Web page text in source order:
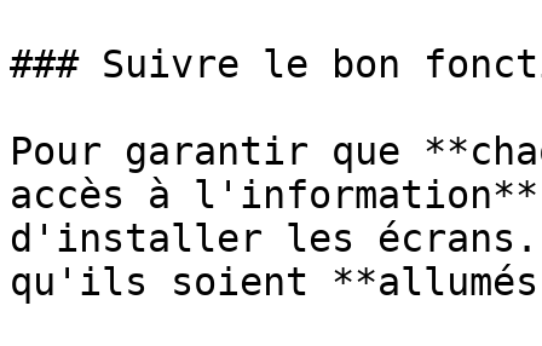
### Suivre le bon
Pour garantir que
accès à
d'installer les
qu'ils soient